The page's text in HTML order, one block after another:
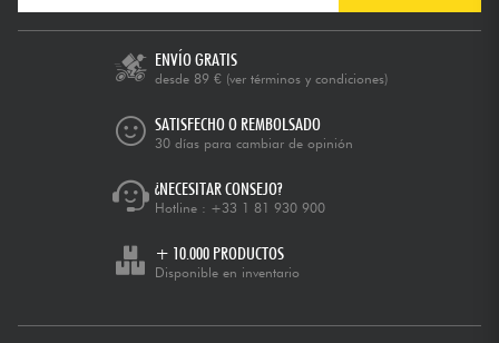
ENVÍO GRATIS
desde 89 € (ver términos y condiciones)
SATISFECHO O REMBOLSADO
30 días para cambiar de opinión
¿NECESITAR CONSEJO?
Hotline : +33 1 81 930 900
+ 10.000 PRODUCTOS
Disponible en inventario